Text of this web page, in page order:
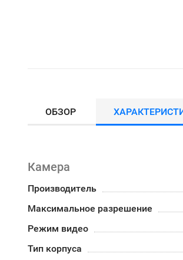
ОБЗОР
Камера
Производитель
Максимальное разрешение
Режим видео
Тип корпуса